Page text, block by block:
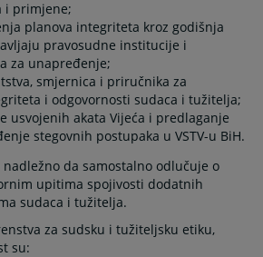
i primjene;
planova integriteta kroz godišnja
pravosudne institucije i
za unapređenje;
smjernica i priručnika za
i odgovornosti sudaca i tužitelja;
usvojenih akata Vijeća i predlaganje
stegovnih postupaka u VSTV-u BiH.
da samostalno odlučuje o
upitima spojivosti dodatnih
sudaca i tužitelja.
za sudsku i tužiteljsku etiku,
su: